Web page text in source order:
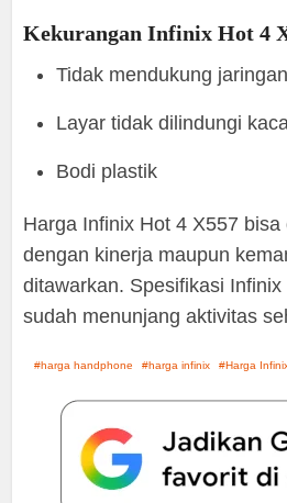
Kekurangan Infinix Hot 4
Tidak mendukung
Layar tidak dilindungi
Bodi plastik
Harga Infinix Hot 4 X557
dengan kinerja maupun
ditawarkan. Spesifikasi
sudah menunjang aktivitas
harga handphone harga infinix Harga